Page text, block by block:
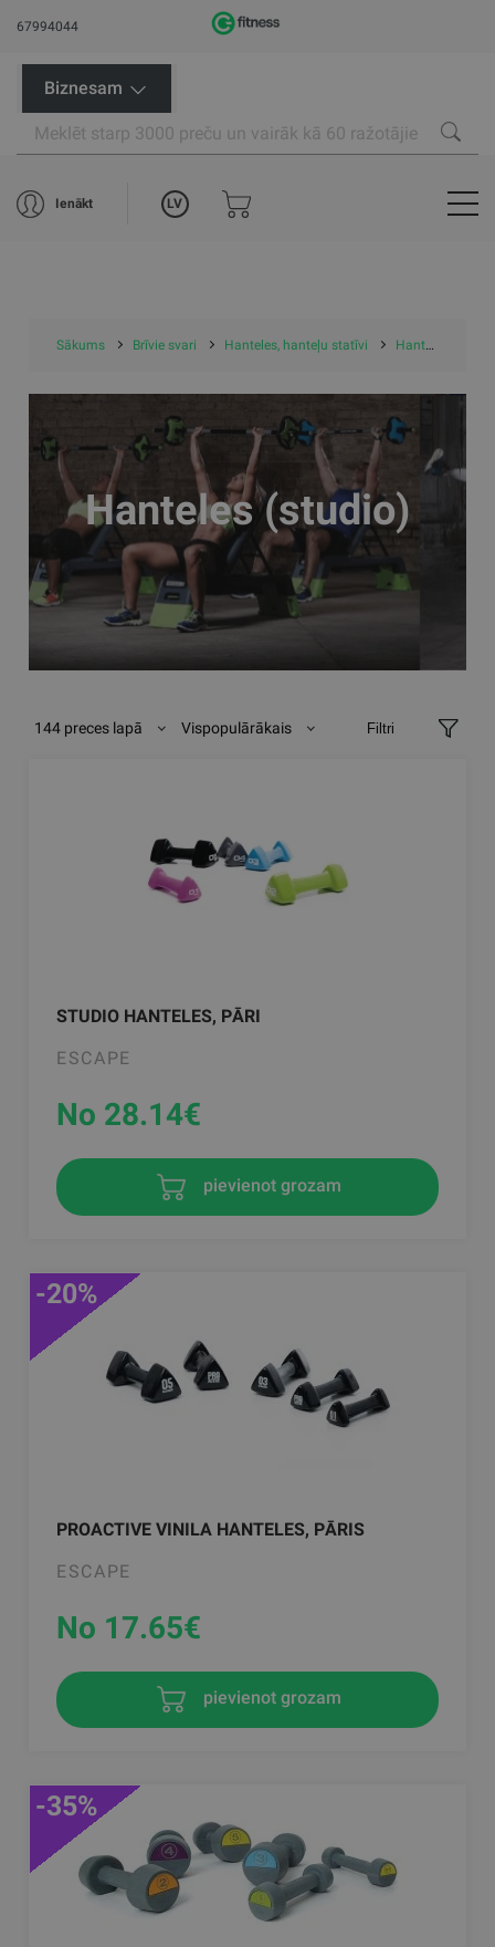
67994044
Biznesam
Ienākt LV
Sākums Brīvie svari Hanteles, hanteļu statīvi Hanteles, statīvi, komplekti (studio)
Hanteles (studio)
144 preces lapā Vispopulārākais Filtri
STUDIO HANTELES, PĀRI
ESCAPE
No 28.14€
pievienot grozam
PROACTIVE VINILA HANTELES, PĀRIS
ESCAPE
-20%
No 17.65€
pievienot grozam
-35%